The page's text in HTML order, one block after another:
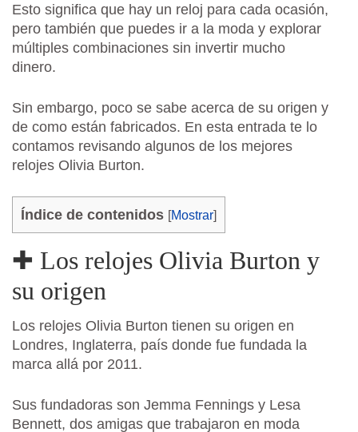
Esto significa que hay un reloj para cada ocasión,
pero también que puedes ir a la moda y explorar
múltiples combinaciones sin invertir mucho
dinero.
Sin embargo, poco se sabe acerca de su origen y
de como están fabricados. En esta entrada te lo
contamos revisando algunos de los mejores
relojes Olivia Burton.
Índice de contenidos [Mostrar]
✚ Los relojes Olivia Burton y
su origen
Los relojes Olivia Burton tienen su origen en
Londres, Inglaterra, país donde fue fundada la
marca allá por 2011.
Sus fundadoras son Jemma Fennings y Lesa
Bennett, dos amigas que trabajaron en moda